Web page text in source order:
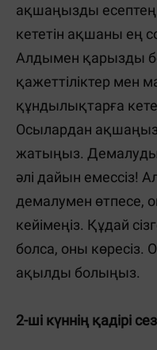
ақшаңызды
кететін ақшаны ең
Алдымен қарызды
қажеттіліктер мен
құндылықтарға
Осылардан ақшаңыз
жатыңыз.
әлі дайын емессіз!
демалумен өтпесе,
кейімеңіз. Құдай
болса, оны көресіз.
ақылды болыңыз.
2-ші күннің қадірі